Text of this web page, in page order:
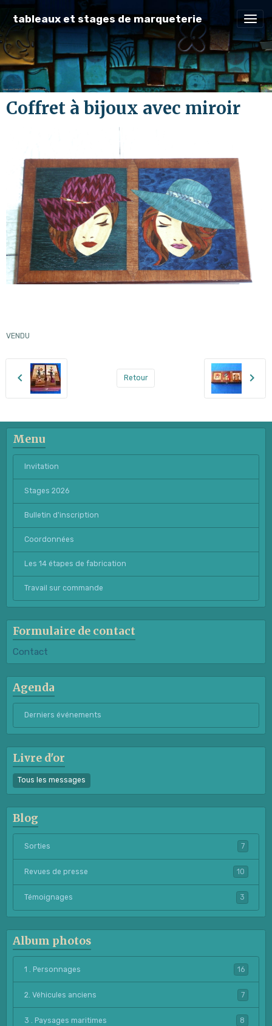
tableaux et stages de marqueterie
Coffret à bijoux avec miroir
VENDU
Retour
Menu
Invitation
Stages 2026
Bulletin d'inscription
Coordonnées
Les 14 étapes de fabrication
Travail sur commande
Formulaire de contact
Contact
Agenda
Derniers événements
Livre d'or
Tous les messages
Blog
Sorties 7
Revues de presse 10
Témoignages 3
Album photos
1 . Personnages 16
2. Véhicules anciens 7
3 . Paysages maritimes 8